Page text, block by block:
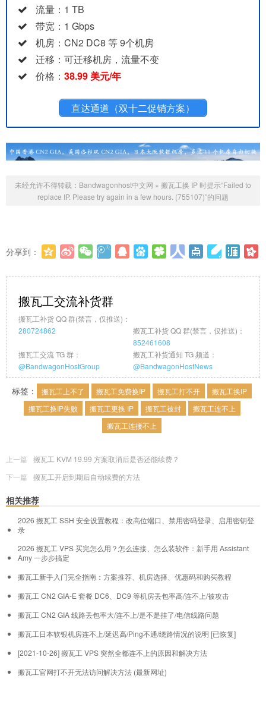
流量：1 TB
带宽：1 Gbps
机房：CN2 DC8 等 9个机房
迁移：可迁移机房，流量不变
价格： 38.99 美元/年
直达通道（双十二促销方案）
未经允许不得转载： Bandwagonhost中文网 » 搬瓦工换 IP 时提示“Failed to
replace IP. Please try again in a few hours. (755107)”的问题
分享到：
搬瓦工交流补货群
搬瓦工补货 QQ 群(禁言，仅推送)：
280724862
搬瓦工补货 QQ 群(禁言，仅推送)：
852461608
搬瓦工交流 TG 群：
@BandwagonHostGroup
搬瓦工补货通知 TG 频道：
@BandwagonHostNews
标签： 搬瓦工上不了 搬瓦工免费换IP 搬瓦工打不开
搬瓦工换IP
搬瓦工换IP失败
搬瓦工更换 IP 搬瓦工被封
搬瓦工连不上
搬瓦工连接不上
上一篇
搬瓦工 KVM 19.99 方案取消后是否还能续费？
下一篇
搬瓦工开启到期后自动续费的方法
相关推荐
2026 搬瓦工 SSH 安全设置教程：改高位端口、禁用密码登录、启用密钥登
录
2026 搬瓦工 VPS 买完怎么用？怎么连接、怎么装软件：新手用 Assistant
Amy 一步步搞定
搬瓦工新手入门完全指南：方案推荐、机房选择、优惠码和购买教程
搬瓦工 CN2 GIA-E 套餐 DC6、DC9 等机房丢包率高/连不上/被攻击
搬瓦工 CN2 GIA 线路丢包率大/连不上/是不是挂了/电信线路问题
搬瓦工日本软银机房连不上/延迟高/Ping不通/绕路情况的说明 [已恢复]
[2021-10-26] 搬瓦工 VPS 突然全都连不上的原因和解决方法
搬瓦工官网打不开无法访问解决方法 (最新网址)